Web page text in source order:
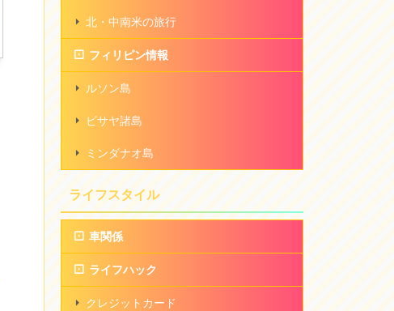
北・中南米の旅行
フィリピン情報
ルソン島
ビサヤ諸島
ミンダナオ島
ライフスタイル
車関係
ライフハック
クレジットカード